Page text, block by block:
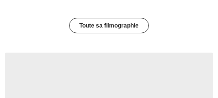
Toute sa filmographie